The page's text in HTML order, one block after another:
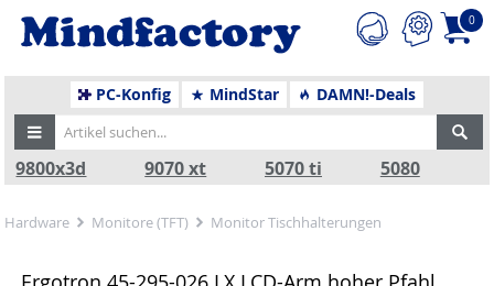
0
PC-Konfig MindStar DAMN!-Deals
9800x3d 9070 xt 5070 ti 5080
Hardware Monitore (TFT) Monitor Tischhalterungen